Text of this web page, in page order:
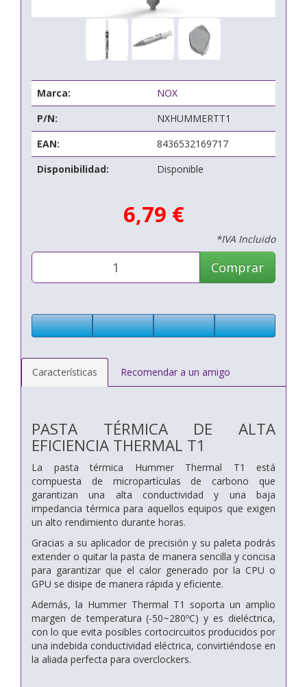
Marca:
NOX
P/N:
NXHUMMERTT1
EAN:
8436532169717
Disponibilidad:
Disponible
6,79 €
*IVA Incluido
Comprar
Características Recomendar a un amigo
PASTA TÉRMICA DE ALTA
EFICIENCIA THERMAL T1
La pasta térmica Hummer Thermal T1 está
compuesta de micropartículas de carbono que
garantizan una alta conductividad y una baja
impedancia térmica para aquellos equipos que exigen
un alto rendimiento durante horas.
Gracias a su aplicador de precisión y su paleta podrás
extender o quitar la pasta de manera sencilla y concisa
para garantizar que el calor generado por la CPU o
GPU se disipe de manera rápida y eficiente.
Además, la Hummer Thermal T1 soporta un amplio
margen de temperatura (-50~280ºC) y es dieléctrica,
con lo que evita posibles cortocircuitos producidos por
una indebida conductividad eléctrica, convirtiéndose en
la aliada perfecta para overclockers.